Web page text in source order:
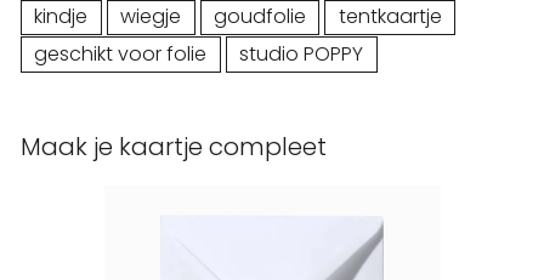
kindje wiegje goudfolie
tentkaartje
geschikt voor folie
studio POPPY
Maak je kaartje compleet